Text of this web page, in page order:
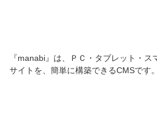
『manabi』は、ＰＣ・タブレット・
サイトを、簡単に構築できるCMSです。